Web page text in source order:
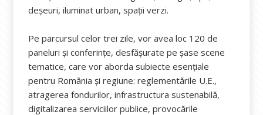
deșeuri, iluminat urban, spații verzi.
Pe parcursul celor trei zile, vor avea loc 120 de
paneluri și conferințe, desfășurate pe șase scene
tematice, care vor aborda subiecte esențiale
pentru România și regiune: reglementările U.E.,
atragerea fondurilor, infrastructura sustenabilă,
digitalizarea serviciilor publice, provocările